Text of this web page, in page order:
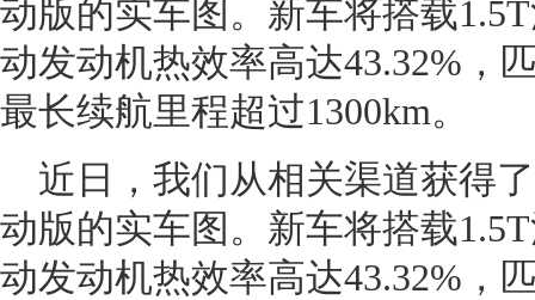
动版的实车图。新车将搭载
动发动机热效率高达43.32%，
最长续航里程超过1300km。
近日，我们从相关渠道获得
动版的实车图。新车将搭载
动发动机热效率高达43.32%，